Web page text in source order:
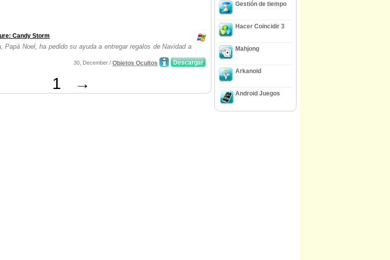
Candy Storm
Papá Noel, ha pedido su ayuda a entregar regalos de Navidad a
Descargar
30, December / Objetos Ocultos
1 →
Gestión de tiempo
Hacer Coincidir 3
Mahjong
Arkanoid
Android Juegos